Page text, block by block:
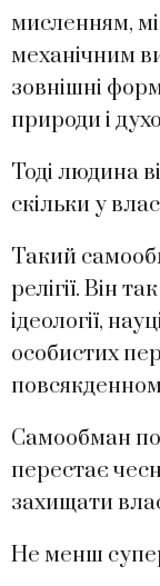
мисленням,
механічним
зовнішні
природи і
Тоді людина
скільки у
Такий
релігії. Він
ідеології,
особистих
Самообман
перестає
захищати
Не менш